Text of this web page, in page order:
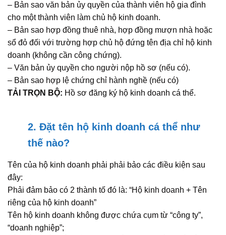
– Bản sao văn bản ủy quyền của thành viên hộ gia đình
cho một thành viên làm chủ hộ kinh doanh.
– Bản sao hợp đồng thuê nhà, hợp đồng mượn nhà hoặc
sổ đỏ đối với trường hợp chủ hộ đứng tên địa chỉ hộ kinh
doanh (không cần công chứng).
– Văn bản ủy quyền cho người nộp hồ sơ (nếu có).
– Bản sao hợp lệ chứng chỉ hành nghề (nếu có)
TẢI TRỌN BỘ: Hồ sơ đăng ký hộ kinh doanh cá thể.
2. Đặt tên hộ kinh doanh cá thể như
thế nào?
Tên của hộ kinh doanh phải phải bảo các điều kiện sau
đây:
Phải đảm bảo có 2 thành tố đó là: “Hộ kinh doanh + Tên
riêng của hộ kinh doanh”
Tên hộ kinh doanh không được chứa cụm từ “công ty”,
“doanh nghiệp”;